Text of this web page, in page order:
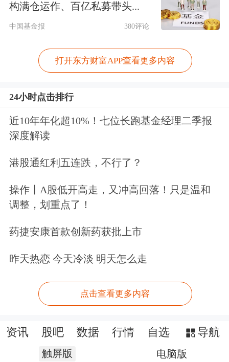
构满仓运作、百亿私募带头...
中国基金报 380评论
打开东方财富APP查看更多内容
24小时点击排行
近10年年化超10%！七位长跑基金经理二季报
深度解读
港股通红利五连跌，不行了？
操作丨A股低开高走，又冲高回落！只是温和
调整，划重点了！
药捷安康首款创新药获批上市
昨天热恋 今天冷淡 明天怎么走
点击查看更多内容
资讯 股吧 数据 行情 自选 导航
触屏版 电脑版